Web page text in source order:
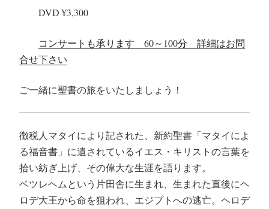
DVD ¥3,300
コンサートも承ります 60～100分 詳細はお問
合せ下さい
ご一緒に聖書の旅をいたしましょう！
徴税人マタイにより記された、新約聖書「マタイによ
る福音書」に遺されているイエス・キリストの言葉を
拾い紡ぎ上げ、その偉大な生涯を語ります。
ベツレヘムという片田舎に生まれ、生まれた直後にヘ
ロデ大王から命を狙われ、エジプトへの逃亡。ヘロデ